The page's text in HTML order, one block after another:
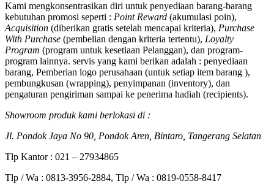
Kami mengkonsentrasikan diri untuk penyediaan barang-barang
kebutuhan promosi seperti : Point Reward (akumulasi poin),
Acquisition (diberikan gratis setelah mencapai kriteria), Purchase
With Purchase (pembelian dengan kriteria tertentu), Loyalty
Program (program untuk kesetiaan Pelanggan), dan program-
program lainnya. servis yang kami berikan adalah : penyediaan
barang, Pemberian logo perusahaan (untuk setiap item barang ),
pembungkusan (wrapping), penyimpanan (inventory), dan
pengaturan pengiriman sampai ke penerima hadiah (recipients).
Showroom produk kami berlokasi di :
Jl. Pondok Jaya No 90, Pondok Aren, Bintaro, Tangerang Selatan
Tlp Kantor : 021 – 27934865
Tlp / Wa : 0813-3956-2884, Tlp / Wa : 0819-0558-8417